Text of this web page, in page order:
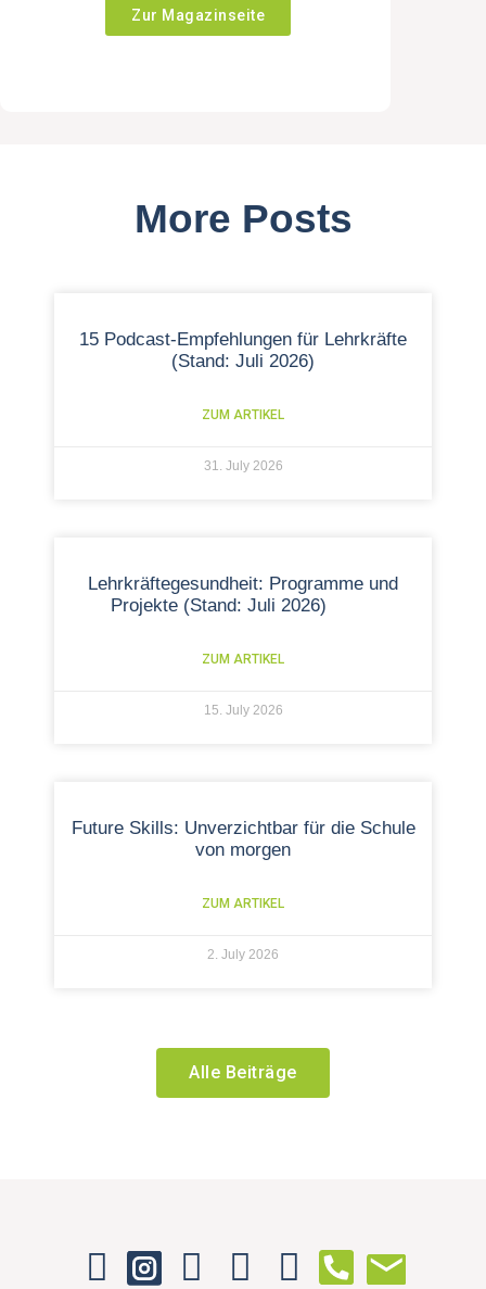
Zur Magazinseite
More Posts
15 Podcast-Empfehlungen für Lehrkräfte
(Stand: Juli 2026)
ZUM ARTIKEL
31. July 2026
Lehrkräftegesundheit: Programme und
Projekte (Stand: Juli 2026)
ZUM ARTIKEL
15. July 2026
Future Skills: Unverzichtbar für die Schule
von morgen
ZUM ARTIKEL
2. July 2026
Alle Beiträge